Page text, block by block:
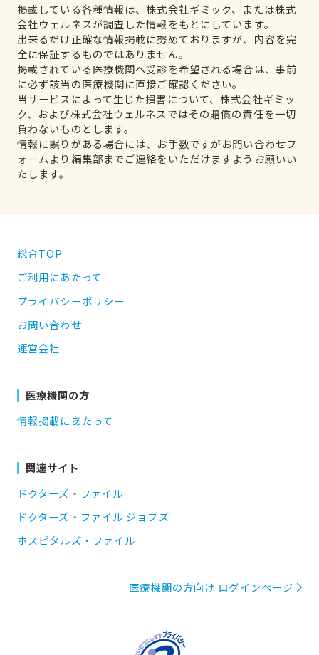
掲載している各種情報は、株式会社ギミック、または株式
会社ウェルネスが調査した情報をもとにしています。
出来るだけ正確な情報掲載に努めておりますが、内容を完
全に保証するものではありません。
掲載されている医療機関へ受診を希望される場合は、事前
に必ず該当の医療機関に直接ご確認ください。
当サービスによって生じた損害について、株式会社ギミッ
ク、および株式会社ウェルネスではその賠償の責任を一切
負わないものとします。
情報に誤りがある場合には、お手数ですがお問い合わせフ
ォームより編集部までご連絡をいただけますようお願いい
たします。
総合TOP
ご利用にあたって
プライバシーポリシー
お問い合わせ
運営会社
医療機関の方
情報掲載にあたって
関連サイト
ドクターズ・ファイル
ドクターズ・ファイル ジョブズ
ホスピタルズ・ファイル
医療機関の方向け ログインページ